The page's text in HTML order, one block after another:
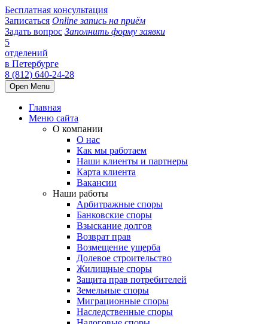
Бесплатная консультация
Записаться Online запись на приём
Задать вопрос Заполнить форму заявки
5
отделений
в Петербурге
8 (812) 640-24-28
Open Menu
Главная
Меню сайта
О компании
О нас
Как мы работаем
Наши клиенты и партнеры
Карта клиента
Вакансии
Наши работы
Арбитражные споры
Банковские споры
Взыскание долгов
Возврат прав
Возмещение ущерба
Долевое строительство
Жилищные споры
Защита прав потребителей
Земельные споры
Миграционные споры
Наследственные споры